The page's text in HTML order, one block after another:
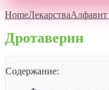
HomeЛекарстваАлфавит
Дротаверин
Содержание: